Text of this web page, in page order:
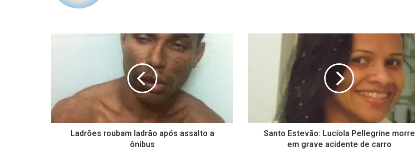
Ladrões roubam ladrão após assalto a
ônibus
Santo Estevão: Lucíola Pellegrine morre
em grave acidente de carro